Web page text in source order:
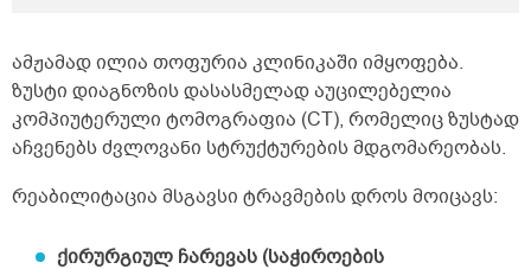
კონსულტაციაზე მოსვლა ხუთშაბათს ან
პარასკევს მეცლება სად ხართ
ტერიტორიულად ქუთაისში და რა ღირს
თქვენთან კონსულტაცია და ხო ტელეფონის
ნომერი რომ დამიწეროთ თქვენი</p>
ამჟამად ილია თოფურია კლინიკაში იმყოფება.
ზუსტი დიაგნოზის დასასმელად აუცილებელია
კომპიუტერული ტომოგრაფია (CT), რომელიც ზუსტად
აჩვენებს ძვლოვანი სტრუქტურების მდგომარეობას.
რეაბილიტაცია მსგავსი ტრავმების დროს მოიცავს:
ქირურგიულ ჩარევას (საჭიროების